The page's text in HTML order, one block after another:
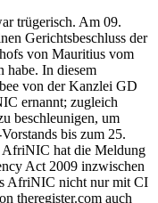
trügerisch. Am 09.
Gerichtsbeschluss der
von Mauritius vom
habe. In diesem
von der Kanzlei GD
ernannt; zugleich
beschleunigen, um
bis zum 25.
AfriNIC hat die Meldung
Act 2009 inzwischen
AfriNIC nicht nur mit CI
theregister.com auch